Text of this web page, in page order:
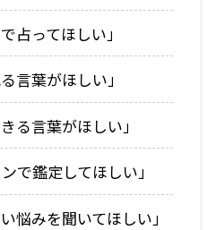
占ってほしい」
言葉がほしい」
る言葉がほしい」
で鑑定してほしい」
悩みを聞いてほしい」